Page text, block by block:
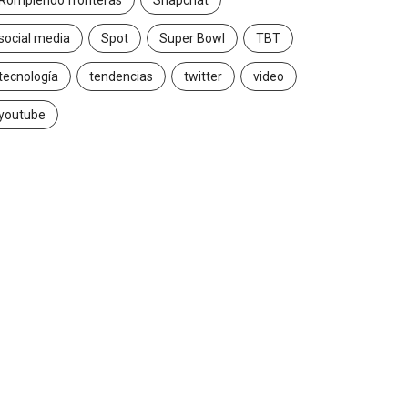
media Spot Super Bowl TBT
tendencias twitter video